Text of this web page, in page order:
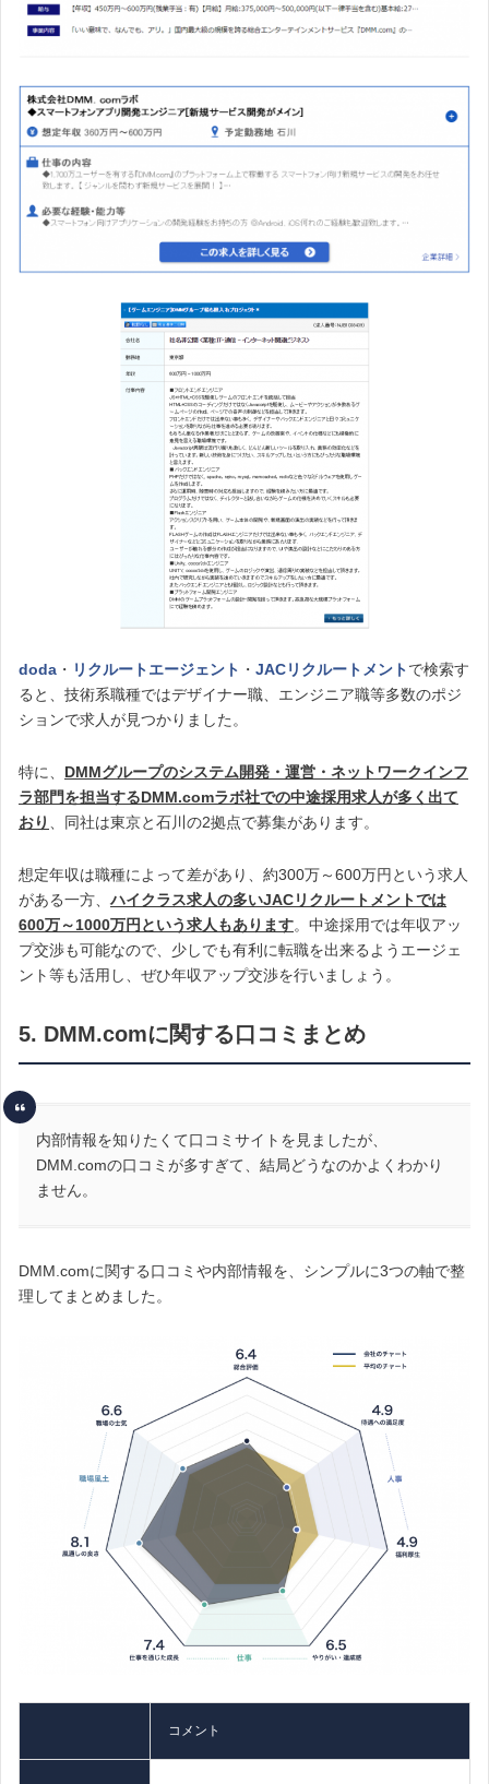
doda ・ リクルートエージェント ・ JACリクルートメントで検索す
ると、技術系職種ではデザイナー職、エンジニア職等多数のポジ
ションで求人が見つかりました。
特に、 DMMグループのシステム開発・運営・ネットワークインフ
ラ部門を担当するDMM.comラボ社での中途採用求人が多く出て
おり
、同社は東京と石川の2拠点で募集があります。
想定年収は職種によって差があり、約300万～600万円という求人
がある一方、ハイクラス求人の多いJACリクルートメントでは
600万～1000万円という求人もあります。中途採用では年収アッ
プ交渉も可能なので、少しでも有利に転職を出来るようエージェ
ント等も活用し、ぜひ年収アップ交渉を行いましょう。
5. DMM.comに関する口コミまとめ
内部情報を知りたくて口コミサイトを見ましたが、
DMM.comの口コミが多すぎて、結局どうなのかよくわかり
ません。
DMM.comに関する口コミや内部情報を、シンプルに3つの軸で整
理してまとめました。
コメント